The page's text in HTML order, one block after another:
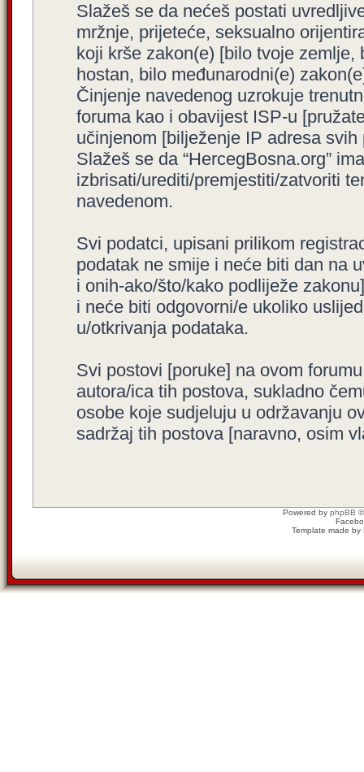
Slažeš se da nećeš postati
mržnje, prijeteće, seksualno
koji krše zakon(e) [bilo tvoje zemlje,
hostan, bilo međunarodni(e)
Činjenje navedenog uzrokuje
foruma kao i obavijest ISP-u
učinjenom [bilježenje IP adresa
Slažeš se da “HercegBosna.org”
izbrisati/urediti/premjestiti/zatvoriti
navedenom.
Svi podatci, upisani prilikom
podatak ne smije i neće biti dan na
i onih-ako/što/kako podliježe
i neće biti odgovorni/e ukoliko
u/otkrivanja podataka.
Svi postovi [poruke] na ovom
autora/ica tih postova, sukladno
osobe koje sudjeluju u održavanju
sadržaj tih postova [naravno, osim
Powered by phpBB
Template made by